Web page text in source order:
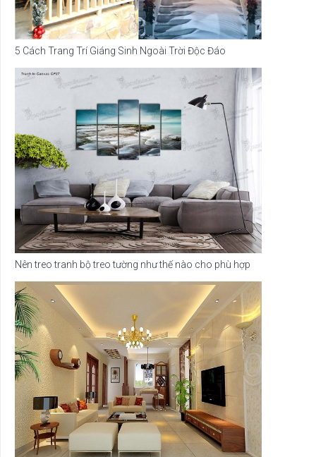
5 Cách Trang Trí Giáng Sinh Ngoài Trời Độc Đáo
Nên treo tranh bộ treo tường như thế nào cho phù hợp